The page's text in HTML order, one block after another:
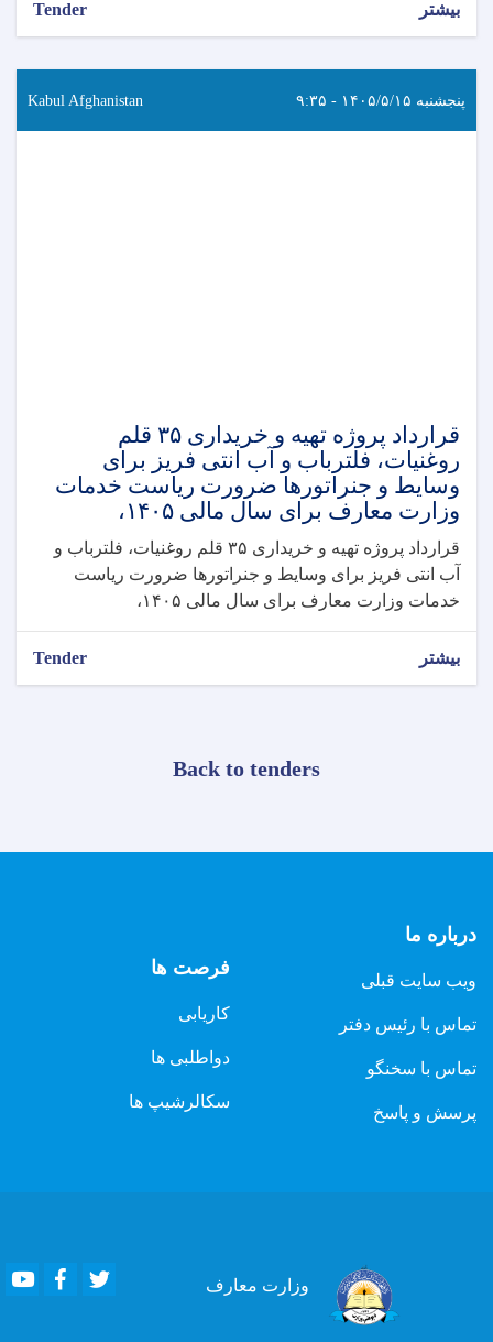
بیشتر Tender
پنجشنبه ۱۴۰۵/۵/۱۵ - ۹:۳۵ Kabul Afghanistan
قرارداد پروژه تهیه و خریداری ۳۵ قلم
روغنیات، فلترباب و آب انتی فریز برای
وسایط و جنراتورها ضرورت ریاست خدمات
وزارت معارف برای سال مالی ۱۴۰۵،
قرارداد پروژه تهیه و خریداری ۳۵ قلم روغنیات، فلترباب و
آب انتی فریز برای وسایط و جنراتورها ضرورت ریاست
خدمات وزارت معارف برای سال مالی ۱۴۰۵،
بیشتر Tender
Back to tenders
درباره ما
ویب سایت قبلی
تماس با رئیس دفتر
تماس با سخنگو
پرسش و پاسخ
فرصت ها
کاریابی
دواطلبی ها
سکالرشیپ ها
وزارت معارف
YoutubeFacebook